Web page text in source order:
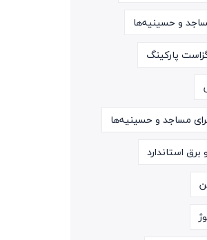
و حسینیه‌ها
پارکینگ
مساجد و حسینیه‌ها
برق استاندارد